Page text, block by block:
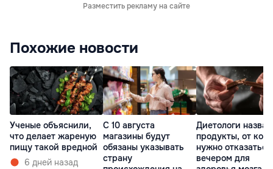
Разместить рекламу на сайте
Похожие новости
Ученые объяснили,
что делает жареную
пищу такой вредной
6 дней назад
С 10 августа
магазины будут
обязаны указывать
страну
Диетологи
продукты, от
нужно отказаться
вечером для